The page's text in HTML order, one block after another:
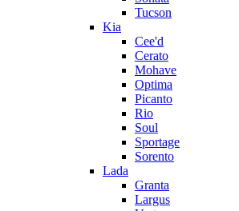
Tucson
Kia
Cee'd
Cerato
Mohave
Optima
Picanto
Rio
Soul
Sportage
Sorento
Lada
Granta
Largus